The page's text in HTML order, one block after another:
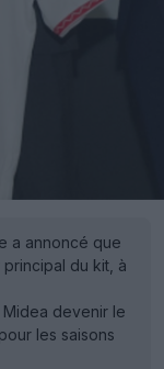
a annoncé que
du kit, à
devenir le
les saisons